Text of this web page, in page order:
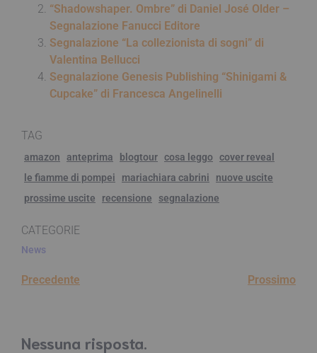
“Shadowshaper. Ombre” di Daniel José Older –
Segnalazione Fanucci Editore
Segnalazione “La collezionista di sogni” di
Valentina Bellucci
Segnalazione Genesis Publishing “Shinigami &
Cupcake” di Francesca Angelinelli
TAG
amazon anteprima blogtour cosa leggo
cover reveal
le fiamme di pompei
mariachiara cabrini
nuove uscite
prossime uscite
recensione segnalazione
CATEGORIE
News
Precedente Prossimo
Nessuna risposta.